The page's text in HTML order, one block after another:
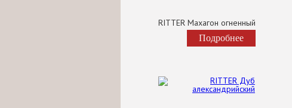
RITTER Махагон огненный
Подробнее